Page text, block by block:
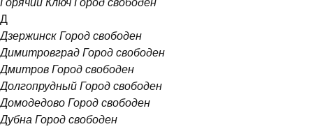
Горячий Ключ Город свободен
Д
Дзержинск Город свободен
Димитровград Город свободен
Дмитров Город свободен
Долгопрудный Город свободен
Домодедово Город свободен
Дубна Город свободен